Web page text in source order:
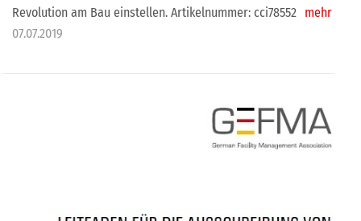
Revolution am Bau einstellen. Artikelnummer: cci78552 mehr
07.07.2019